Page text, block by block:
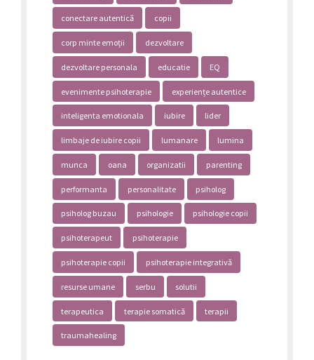
conectare autentică copii
corp minte emoții dezvoltare
dezvoltare personala educatie EQ
evenimente psihoterapie experiențe autentice
inteligenta emotionala iubire lider
limbaje de iubire copii lumanare lumina
munca oana organizatii parenting
performanta personalitate psiholog
psiholog buzau psihologie psihologie copii
psihoterapeut psihoterapie
psihoterapie copii psihoterapie integrativă
resurse umane serbu solutii
terapeutica terapie somatică terapii
traumahealing